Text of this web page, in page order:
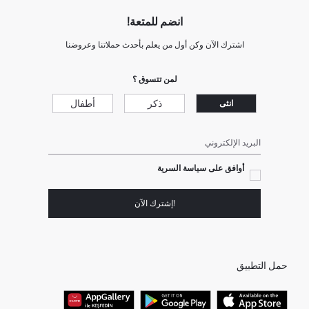
انضم للمتعة!
اشترك الآن وكن أول من يعلم بأحدث حملاتنا وعروضنا
لمن تتسوق ؟
انثى ذكر أطفال
البريد الإلكتروني
أوافق على سياسة السرية
!إشترك الآن
حمل التطبيق